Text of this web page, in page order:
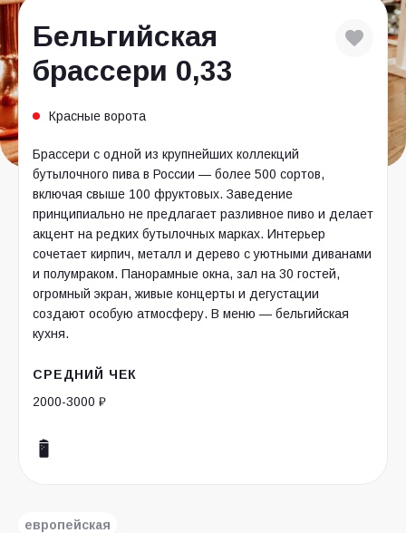
Бельгийская
брассери 0,33
Красные ворота
Брассери с одной из крупнейших коллекций
бутылочного пива в России — более 500 сортов,
включая свыше 100 фруктовых. Заведение
принципиально не предлагает разливное пиво и делает
акцент на редких бутылочных марках. Интерьер
сочетает кирпич, металл и дерево с уютными диванами
и полумраком. Панорамные окна, зал на 30 гостей,
огромный экран, живые концерты и дегустации
создают особую атмосферу. В меню — бельгийская
кухня.
СРЕДНИЙ ЧЕК
2000-3000 ₽
европейская